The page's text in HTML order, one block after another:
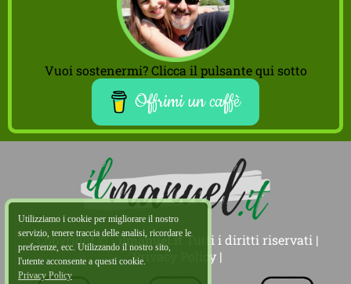
Utilizziamo i cookie per migliorare il nostro
servizio, tenere traccia delle analisi, ricordare le
preferenze, ecc. Utilizzando il nostro sito,
l'utente acconsente a questi cookie.
Privacy Policy
Vuoi sostenermi? Clicca il pulsante qui sotto
Offrimi un caffè
Copyright © -ilmanuel.itTutti i diritti riservati |
Privacy Policy |